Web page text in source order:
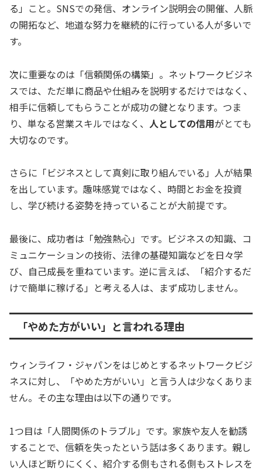
る」こと。SNSでの発信、オンライン説明会の開催、人脈
の開拓など、地道な努力を継続的に行っている人が多いで
す。
次に重要なのは「信頼関係の構築」。ネットワークビジネ
スでは、ただ単に商品や仕組みを説明するだけではなく、
相手に信頼してもらうことが成功の鍵となります。つま
り、単なる営業スキルではなく、 人としての信用がとても
大切なのです。
さらに「ビジネスとして真剣に取り組んでいる」人が結果
を出しています。趣味感覚ではなく、時間とお金を投資
し、学び続ける姿勢を持っていることが大前提です。
最後に、成功者は「勉強熱心」です。ビジネスの知識、コ
ミュニケーションの技術、法律の基礎知識などを日々学
び、自己成長を重ねています。逆に言えば、「紹介するだ
けで簡単に稼げる」と考える人は、まず成功しません。
「やめた方がいい」と言われる理由
ウィンライフ・ジャパンをはじめとするネットワークビジ
ネスに対し、「やめた方がいい」と言う人は少なくありま
せん。その主な理由は以下の通りです。
1つ目は「人間関係のトラブル」です。家族や友人を勧誘
することで、信頼を失ったという話は多くあります。親し
い人ほど断りにくく、紹介する側もされる側もストレスを